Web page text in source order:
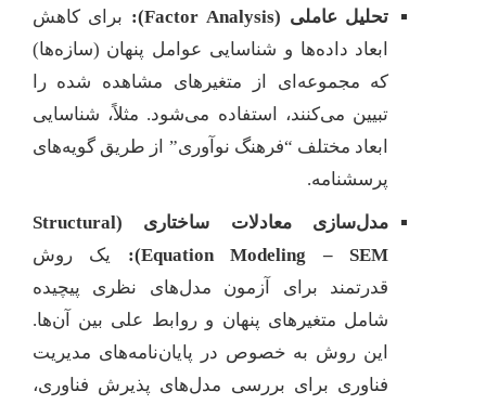
تحلیل عاملی (Factor Analysis):
برای کاهش
ابعاد داده‌ها و شناسایی عوامل پنهان (سازه‌ها)
که مجموعه‌ای از متغیرهای مشاهده شده را
تبیین می‌کنند، استفاده می‌شود. مثلاً، شناسایی
ابعاد مختلف “فرهنگ نوآوری” از طریق گویه‌های
پرسشنامه.
مدل‌سازی معادلات ساختاری (Structural
Equation Modeling – SEM):
یک روش
قدرتمند برای آزمون مدل‌های نظری پیچیده
شامل متغیرهای پنهان و روابط علی بین آن‌ها.
این روش به خصوص در پایان‌نامه‌های مدیریت
فناوری برای بررسی مدل‌های پذیرش فناوری،